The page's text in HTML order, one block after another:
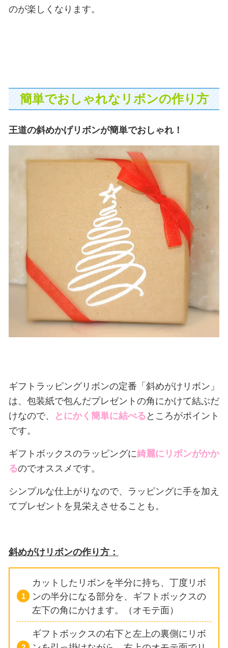
のが楽しくなります。
簡単でおしゃれなリボンの作り方
王道の斜めかげリボンが簡単でおしゃれ！
ギフトラッピングリボンの定番「斜めがけリボン」
は、包装紙で包んだプレゼントの角にかけて結ぶだ
けなので、
とにかく簡単に結べるところがポイント
です。
ギフトボックスのラッピングに綺麗にリボンがかか
るのでオススメです。
シンプルな仕上がりなので、ラッピングに手を加え
てプレゼントを見栄えさせることも。
斜めがけリボンの作り方：
カットしたリボンを半分に持ち、丁度リボ
ンの半分になる部分を、ギフトボックスの
左下の角にかけます。（オモテ面）
ギフトボックスの右下と左上の裏側にリボ